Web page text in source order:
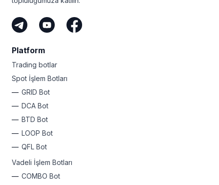
Platform
Trading botlar
Spot İşlem Botları
GRID Bot
DCA Bot
BTD Bot
LOOP Bot
QFL Bot
Vadeli İşlem Botları
COMBO Bot